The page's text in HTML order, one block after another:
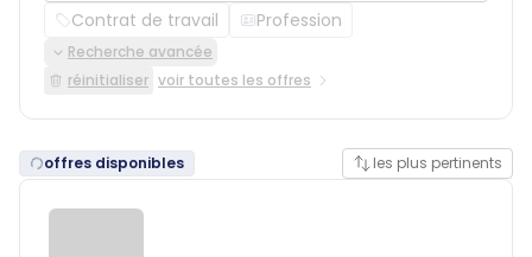
Contrat de travail Profession
Recherche avancée
réinitialiser voir toutes les offres
offres disponibles les plus pertinents